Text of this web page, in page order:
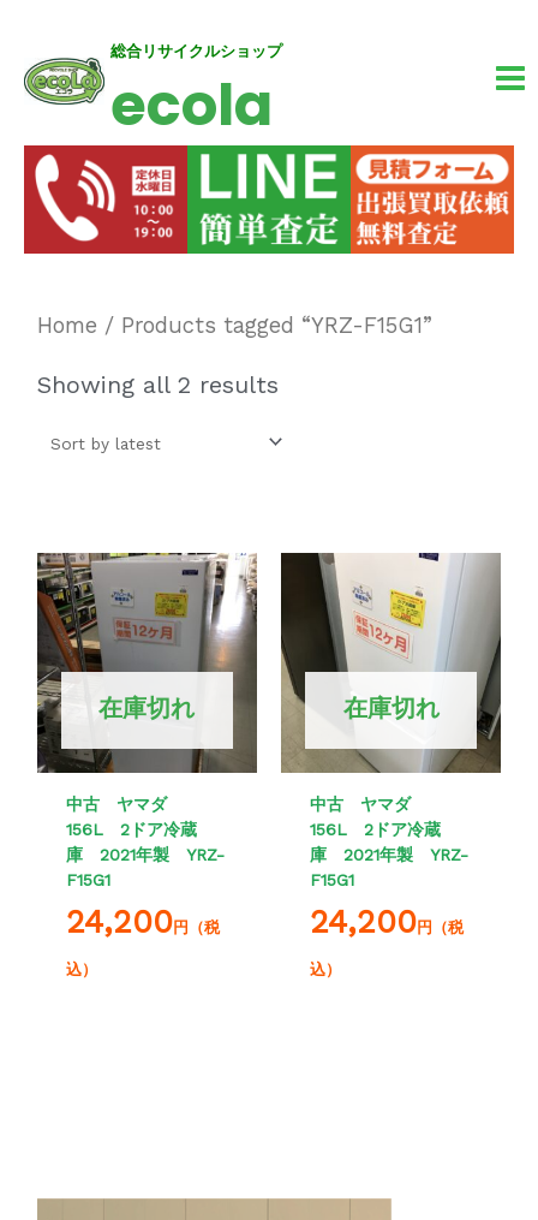
総合リサイクルショップ
ecola
Home / Products tagged “YRZ-F15G1”
Showing all 2 results
在庫切れ
中古 ヤマダ
156L 2ドア冷蔵
庫 2021年製 YRZ-
F15G1
24,200円（税
込）
在庫切れ
中古 ヤマダ
156L 2ドア冷蔵
庫 2021年製 YRZ-
F15G1
24,200円（税
込）